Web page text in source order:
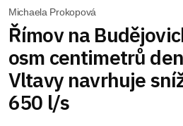
Michaela Prokopová
Římov na
osm centimetrů
Vltavy navrhuje
650 l/s